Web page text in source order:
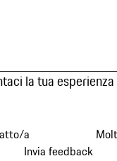
la tua
a
Invia feedback